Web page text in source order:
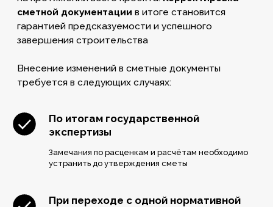
По итогам государственной
экспертизы
Замечания по расценкам и расчётам необходимо
устранить до утверждения сметы
При переходе с одной нормативной
Почему выбирают нас?
преимущества